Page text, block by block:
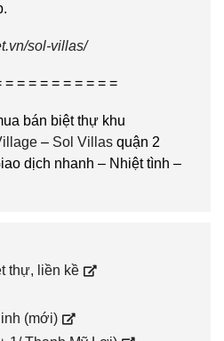
sol-villas/
= = = = = = = = = =
bán biệt thự khu
– Sol Villas quận 2
dịch nhanh – Nhiệt tình –
thự, liền kề
(mới)